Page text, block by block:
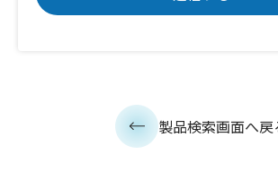
製品検索画面へ戻